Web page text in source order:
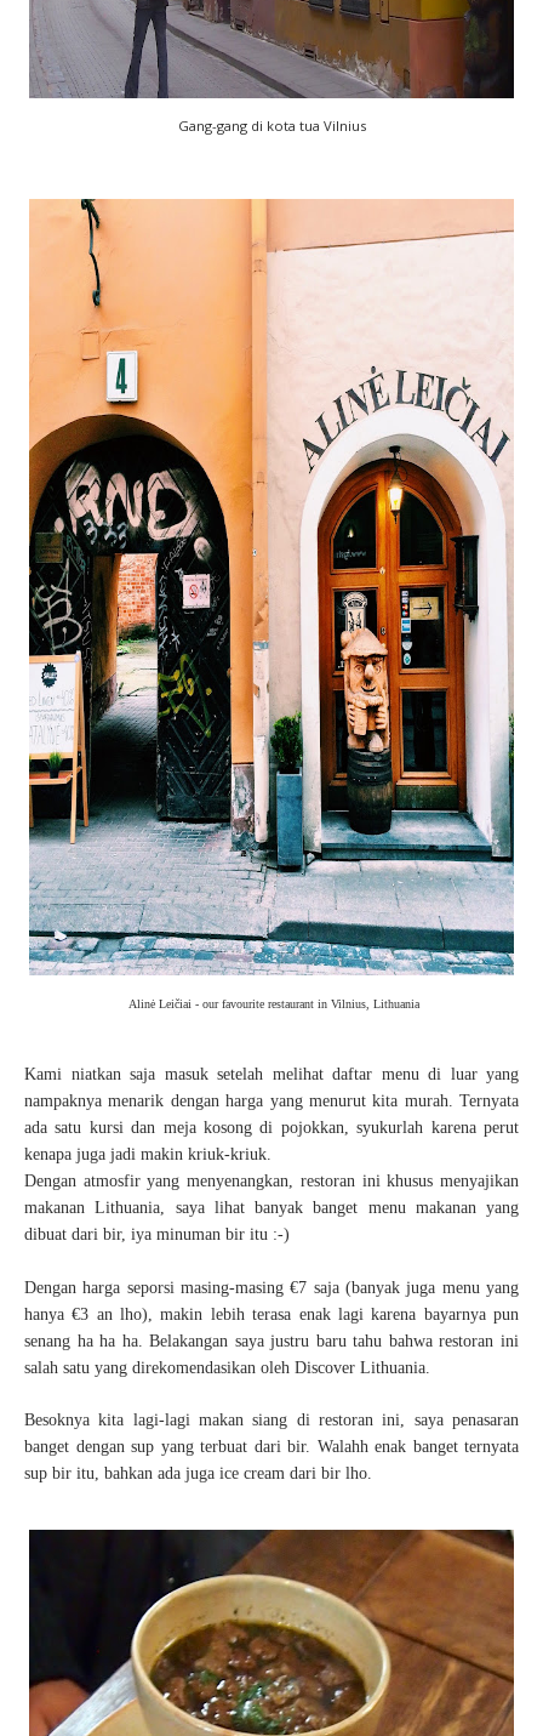
Gang-gang di kota tua Vilnius
Alinė Leičiai - our favourite restaurant in Vilnius, Lithuania
Kami niatkan saja masuk setelah melihat daftar menu di luar yang
nampaknya menarik dengan harga yang menurut kita murah. Ternyata
ada satu kursi dan meja kosong di pojokkan, syukurlah karena perut
kenapa juga jadi makin kriuk-kriuk.
Dengan atmosfir yang menyenangkan, restoran ini khusus menyajikan
makanan Lithuania, saya lihat banyak banget menu makanan yang
dibuat dari bir, iya minuman bir itu :-)
Dengan harga seporsi masing-masing €7 saja (banyak juga menu yang
hanya €3 an lho), makin lebih terasa enak lagi karena bayarnya pun
senang ha ha ha. Belakangan saya justru baru tahu bahwa restoran ini
salah satu yang direkomendasikan oleh Discover Lithuania.
Besoknya kita lagi-lagi makan siang di restoran ini, saya penasaran
banget dengan sup yang terbuat dari bir. Walahh enak banget ternyata
sup bir itu, bahkan ada juga ice cream dari bir lho.